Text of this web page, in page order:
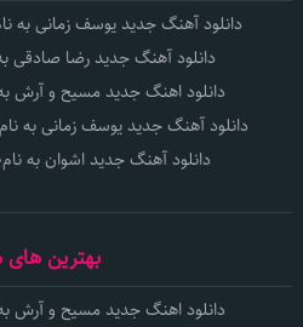
دانلود آهنگ جدید یوسف زمانی به
دانلود آهنگ جدید رضا صادقی
دانلود اهنگ جدید مسیح و آرش
دانلود آهنگ جدید یوسف زمانی به
دانلود آهنگ جدید اشوان به
بهترین های
دانلود اهنگ جدید مسیح و آرش